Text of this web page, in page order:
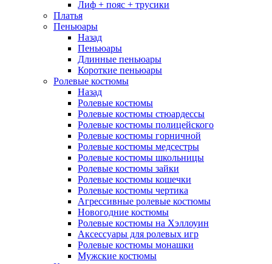
Лиф + пояс + трусики
Платья
Пеньюары
Назад
Пеньюары
Длинные пеньюары
Короткие пеньюары
Ролевые костюмы
Назад
Ролевые костюмы
Ролевые костюмы стюардессы
Ролевые костюмы полицейского
Ролевые костюмы горничной
Ролевые костюмы медсестры
Ролевые костюмы школьницы
Ролевые костюмы зайки
Ролевые костюмы кошечки
Ролевые костюмы чертика
Агрессивные ролевые костюмы
Новогодние костюмы
Ролевые костюмы на Хэллоуин
Аксессуары для ролевых игр
Ролевые костюмы монашки
Мужские костюмы